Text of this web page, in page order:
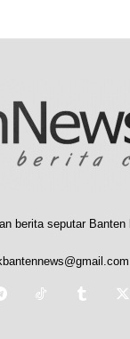
berita seputar